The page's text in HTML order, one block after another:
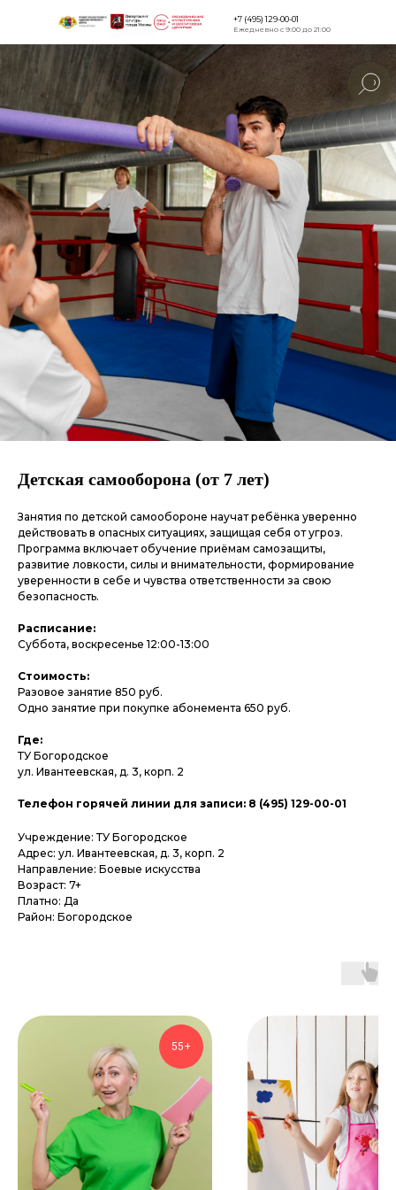
Версия для
+7 (495) 129-00-01
Ежедневно с 9:00 до 21:00
Детская самооборона (от 7 лет)
Занятия по детской самообороне научат ребёнка уверенно
действовать в опасных ситуациях, защищая себя от угроз.
Программа включает обучение приёмам самозащиты,
развитие ловкости, силы и внимательности, формирование
уверенности в себе и чувства ответственности за свою
безопасность.
Расписание:
Суббота, воскресенье 12:00-13:00
Стоимость:
Разовое занятие 850 руб.
Одно занятие при покупке абонемента 650 руб.
Где:
ТУ Богородское
ул. Ивантеевская, д. 3, корп. 2
Телефон горячей линии для записи: 8 (495) 129-00-01
Учреждение: ТУ Богородское
Адрес: ул. Ивантеевская, д. 3, корп. 2
Направление: Боевые искусства
Возраст: 7+
Платно: Да
Район: Богородское
55+